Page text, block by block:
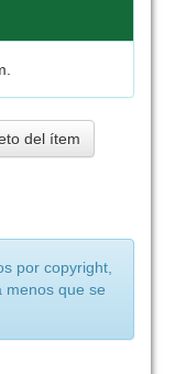
del ítem
por copyright,
menos que se